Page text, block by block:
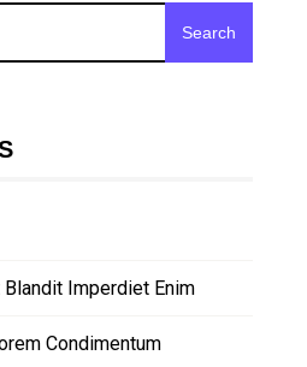
Search
Imperdiet Enim
Condimentum